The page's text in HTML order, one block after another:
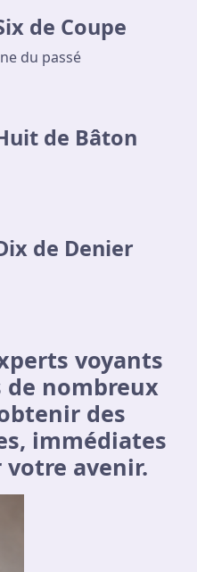
de Coupe
du passé
de Bâton
de Denier
voyants
de nombreux
des
immédiates
avenir.